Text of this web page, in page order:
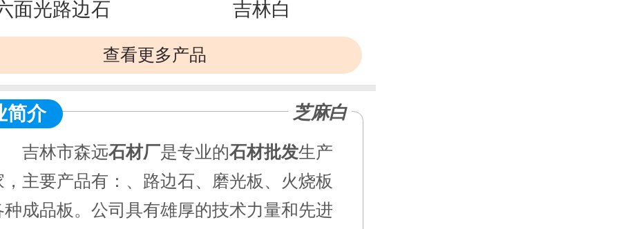
面光路边石 吉林白
查看更多产品
简介 更多+
市森远石材厂是专业的石材批发生产
主要产品有：
芝麻白
、路边石、磨光板、火烧板
种成品板。公司具有雄厚的技术力量和先进